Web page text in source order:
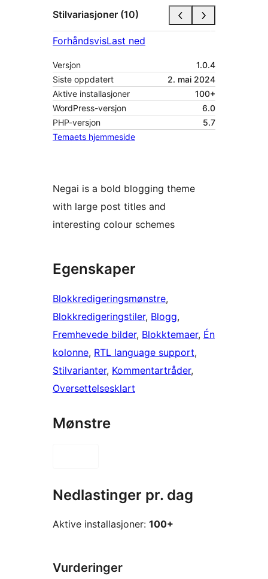
Stilvariasjoner (10)
ForhåndsvisLast ned
Versjon
1.0.4
Siste oppdatert
2. mai 2024
Aktive installasjoner
100+
WordPress-versjon
6.0
PHP-versjon
5.7
Temaets hjemmeside
Negai is a bold blogging theme
with large post titles and
interesting colour schemes
Egenskaper
Blokkredigeringsmønstre
Blokkredigeringstiler, Blogg
Fremhevede bilder, Blokktemaer, Én
kolonne, RTL language support
Stilvarianter, Kommentartråder
Oversettelsesklart
Mønstre
Nedlastinger pr. dag
Aktive installasjoner: 100+
Vurderinger